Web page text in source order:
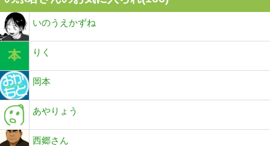
いのうえかずね
りく
岡本
あやりょう
西郷さん